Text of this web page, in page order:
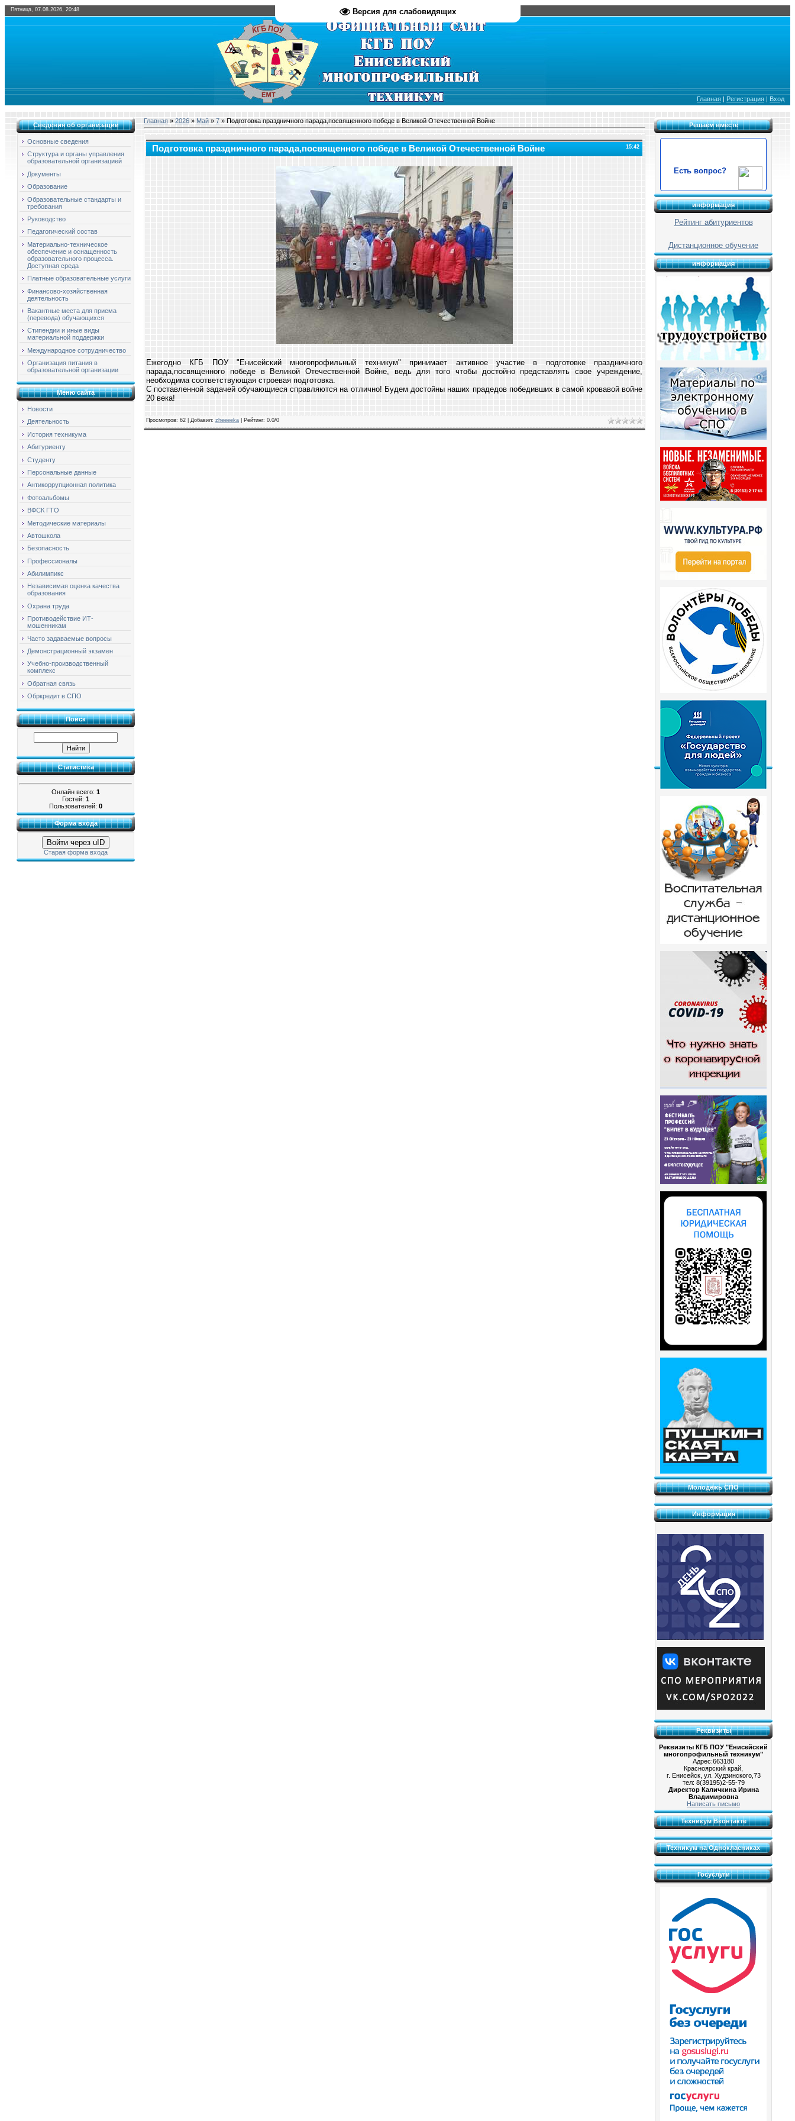
Версия для слабовидящих
Пятница, 07.08.2026, 20:48
Главная | Регистрация | Вход
Сведения об организации
Основные сведения
Структура и органы управления
образовательной организацией
Документы
Образование
Образовательные стандарты и
требования
Руководство
Педагогический состав
Материально-техническое
обеспечение и оснащенность
образовательного процесса.
Доступная среда
Платные образовательные услуги
Финансово-хозяйственная
деятельность
Вакантные места для приема
(перевода) обучающихся
Стипендии и иные виды
материальной поддержки
Международное сотрудничество
Организация питания в
образовательной организации
Меню сайта
Новости
Деятельность
История техникума
Абитуриенту
Студенту
Персональные данные
Антикоррупционная политика
Фотоальбомы
ВФСК ГТО
Методические материалы
Автошкола
Безопасность
Профессионалы
Абилимпикс
Независимая оценка качества
образования
Охрана труда
Противодействие ИТ-
мошенникам
Часто задаваемые вопросы
Демонстрационный экзамен
Учебно-производственный
комплекс
Обратная связь
Обркредит в СПО
Поиск
Статистика
Онлайн всего: 1
Гостей: 1
Пользователей: 0
Форма входа
Войти через uID
Старая форма входа
Главная » 2026 » Май » 7 » Подготовка праздничного парада,посвященного победе в Великой Отечественной Войне
15:42
Подготовка праздничного парада,посвященного победе в Великой Отечественной Войне
Ежегодно КГБ ПОУ "Енисейский многопрофильный техникум" принимает активное участие в подготовке праздничного
парада,посвященного победе в Великой Отечественной Войне, ведь для того чтобы достойно представлять свое учреждение,
необходима соответствующая строевая подготовка.
С поставленной задачей обучающиеся справляются на отлично! Будем достойны наших прадедов победивших в самой кровавой войне
20 века!
Просмотров: 62 | Добавил: zheeeeka Рейтинг: 0.0/0
Решаем вместе
Есть вопрос?
информация
Рейтинг абитуриентов
Дистанционное обучение
информация
Молодёжь СПО
Информация
Реквизиты
Реквизиты КГБ ПОУ "Енисейский
многопрофильный техникум"
Адрес:663180
Красноярский край,
г. Енисейск, ул. Худзинского,73
тел: 8(39195)2-55-79
Директор Каличкина Ирина
Владимировна
Написать письмо
Техникум Вконтакте
Техникум на Однокласниках
Госуслуги